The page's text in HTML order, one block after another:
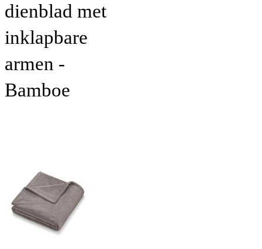
dienblad met
inklapbare
armen -
Bamboe